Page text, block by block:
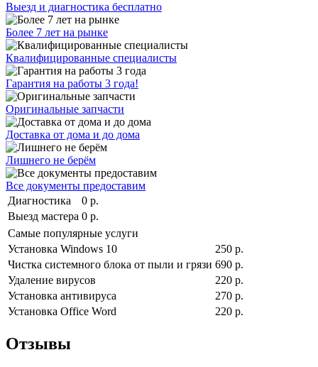
Выезд и диагностика бесплатно
Более 7 лет на рынке
Квалифицированные специалисты
Гарантия на работы 3 года!
Оригинальные запчасти
Доставка от дома и до дома
Лишнего не берём
Все документы предоставим
Диагностика
0 р.
Выезд мастера 0 р.
Самые популярные услуги
Установка Windows 10
250 р.
Чистка системного блока от пыли и грязи 690 р.
Удаление вирусов
220 р.
Установка антивируса
270 р.
Установка Office Word
220 р.
Отзывы